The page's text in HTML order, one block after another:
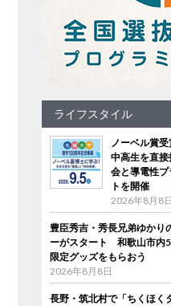
ライフスタイル
ノーベル賞
中高生を直
会と導電性
トを開催
2026年8月8日
豊臣秀吉・秀長兄弟ゆかり
ーがスタート 和歌山市内
限定グッズをもらおう
2026年8月8日
長野・筑北村で「ちくほく